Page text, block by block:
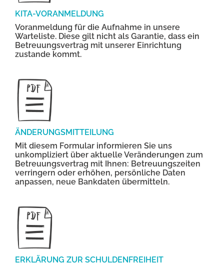
KITA-VORANMELDUNG
Voranmeldung für die Aufnahme in unsere
Warteliste. Diese gilt nicht als Garantie, dass ein
Betreuungsvertrag mit unserer Einrichtung
zustande kommt.
ÄNDERUNGSMITTEILUNG
Mit diesem Formular informieren Sie uns
unkompliziert über aktuelle Veränderungen zum
Betreuungsvertrag mit Ihnen: Betreuungszeiten
verringern oder erhöhen, persönliche Daten
anpassen, neue Bankdaten übermitteln.
ERKLÄRUNG ZUR SCHULDENFREIHEIT